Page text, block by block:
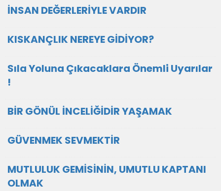
İNSAN DEĞERLERİYLE VARDIR
KISKANÇLIK NEREYE GİDİYOR?
Sıla Yoluna Çıkacaklara Önemli Uyarılar
!
BİR GÖNÜL İNCELİĞİDİR YAŞAMAK
GÜVENMEK SEVMEKTİR
MUTLULUK GEMİSİNİN, UMUTLU KAPTANI
OLMAK